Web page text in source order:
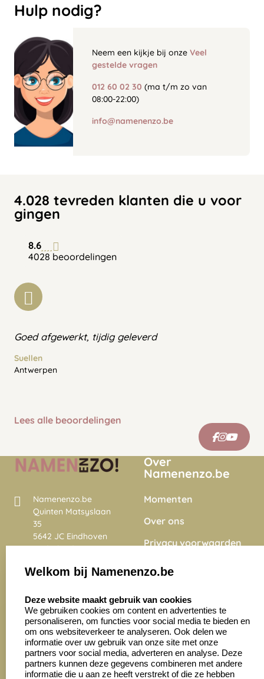
Hulp nodig?
Neem een kijkje bij onze Veel
gestelde vragen
012 60 02 30 (ma t/m zo van
08:00-22:00)
info@namenenzo.be
4.028 tevreden klanten die u voor
gingen
8.6
4028 beoordelingen
Goed afgewerkt, tijdig geleverd
Suellen
Antwerpen
Lees alle beoordelingen
Namenenzo.be
Quinten Matsyslaan
35
5642 JC Eindhoven
Nederland
4028 beoordelingen
Over
Namenenzo.be
Momenten
Over ons
Privacy voorwaarden
Onze vacatures
Zakelijk:
Aanvraag op maat
Klantenservice:
Contact opnemen
Welkom bij Namenenzo.be
Deze website maakt gebruik van cookies
We gebruiken cookies om content en advertenties te
personaliseren, om functies voor social media te bieden en
om ons websiteverkeer te analyseren. Ook delen we
informatie over uw gebruik van onze site met onze
partners voor social media, adverteren en analyse. Deze
partners kunnen deze gegevens combineren met andere
informatie die u aan ze heeft verstrekt of die ze hebben